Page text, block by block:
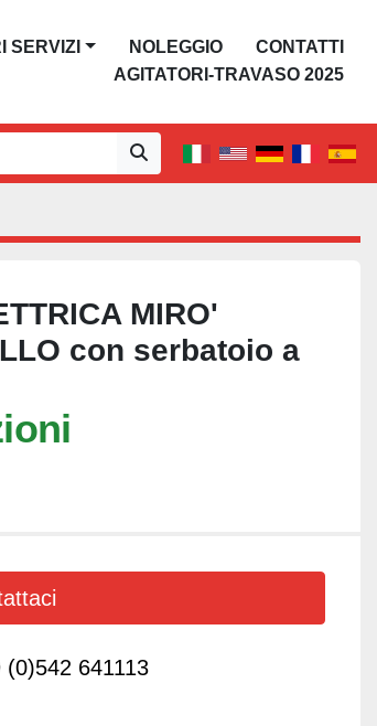
SERVIZI NOLEGGIO
CONTATTI
AGITATORI-TRAVASO 2025
MIRO'
con serbatoio a
(0)542 641113